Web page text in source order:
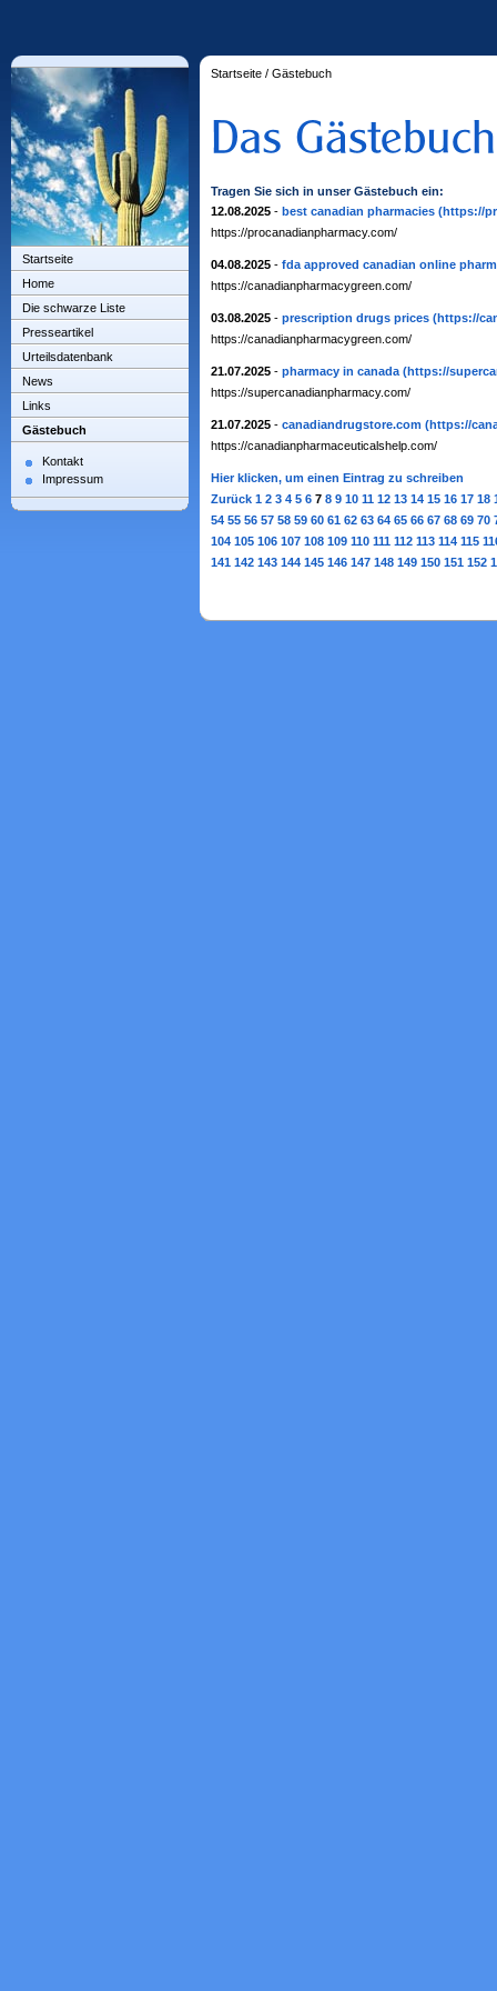
Startseite
Home
Die schwarze Liste
Presseartikel
Urteilsdatenbank
News
Links
Gästebuch
Kontakt
Impressum
Startseite / Gästebuch
Tragen Sie sich in unser Gästebuch ein:
12.08.2025 - best canadian pharmacies (https://
https://procanadianpharmacy.com/
04.08.2025 - fda approved canadian online
https://canadianpharmacygreen.com/
03.08.2025 - prescription drugs prices (https://
https://canadianpharmacygreen.com/
21.07.2025 - pharmacy in canada (https://
https://supercanadianpharmacy.com/
21.07.2025 - canadiandrugstore.com (https://
https://canadianpharmaceuticalshelp.com/
Hier klicken, um einen Eintrag zu schreiben
Zurück 1 2 3 4 5 6 7 8 9 10 11 12 13 14 15 16 17 18
54 55 56 57 58 59 60 61 62 63 64 65 66 67 68 69 70
104 105 106 107 108 109 110 111 112 113 114 115
141 142 143 144 145 146 147 148 149 150 151 152